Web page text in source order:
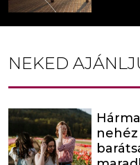
NEKED